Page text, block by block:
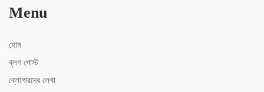
Menu
হোম
ব্লগ পোস্ট
ব্লোগারদের লেখা